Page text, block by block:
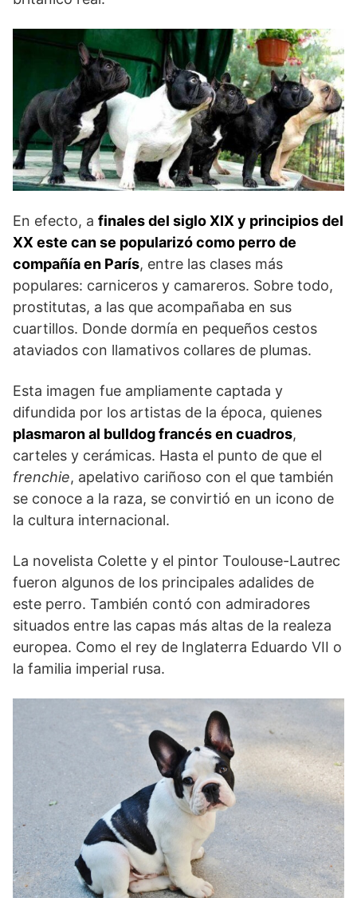
En efecto, a finales del siglo XIX y principios del
XX este can se popularizó como perro de
compañía en París, entre las clases más
populares: carniceros y camareros. Sobre todo,
prostitutas, a las que acompañaba en sus
cuartillos. Donde dormía en pequeños cestos
ataviados con llamativos collares de plumas.
Esta imagen fue ampliamente captada y
difundida por los artistas de la época, quienes
plasmaron al bulldog francés en cuadros,
carteles y cerámicas. Hasta el punto de que el
frenchie, apelativo cariñoso con el que también
se conoce a la raza, se convirtió en un icono de
la cultura internacional.
La novelista Colette y el pintor Toulouse-Lautrec
fueron algunos de los principales adalides de
este perro. También contó con admiradores
situados entre las capas más altas de la realeza
europea. Como el rey de Inglaterra Eduardo VII o
la familia imperial rusa.